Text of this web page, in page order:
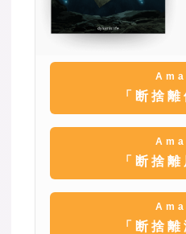
「断捨
「断捨
「断捨